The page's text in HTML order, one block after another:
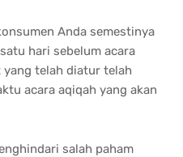
Anda semestinya
hari sebelum acara
telah diatur telah
acara aqiqah yang akan
salah paham